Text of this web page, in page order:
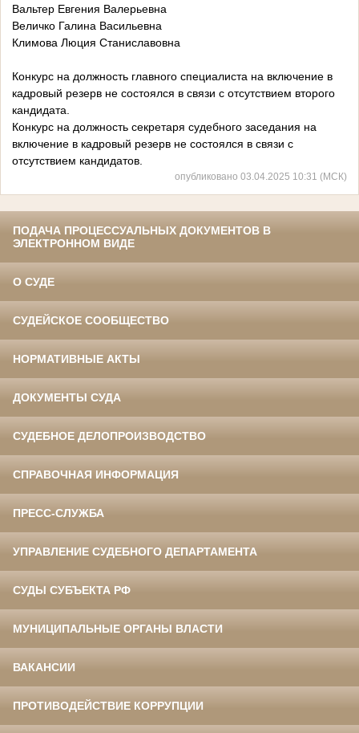
Вальтер Евгения Валерьевна
Величко Галина Васильевна
Климова Люция Станиславовна
Конкурс на должность главного специалиста на включение в
кадровый резерв не состоялся в связи с отсутствием второго
кандидата.
Конкурс на должность секретаря судебного заседания на
включение в кадровый резерв не состоялся в связи с
отсутствием кандидатов.
опубликовано 03.04.2025 10:31 (МСК)
ПОДАЧА ПРОЦЕССУАЛЬНЫХ ДОКУМЕНТОВ В
ЭЛЕКТРОННОМ ВИДЕ
О СУДЕ
СУДЕЙСКОЕ СООБЩЕСТВО
НОРМАТИВНЫЕ АКТЫ
ДОКУМЕНТЫ СУДА
СУДЕБНОЕ ДЕЛОПРОИЗВОДСТВО
СПРАВОЧНАЯ ИНФОРМАЦИЯ
ПРЕСС-СЛУЖБА
УПРАВЛЕНИЕ СУДЕБНОГО ДЕПАРТАМЕНТА
СУДЫ СУБЪЕКТА РФ
МУНИЦИПАЛЬНЫЕ ОРГАНЫ ВЛАСТИ
ВАКАНСИИ
ПРОТИВОДЕЙСТВИЕ КОРРУПЦИИ